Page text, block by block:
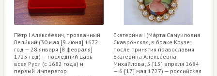
Пётр I Алексе́евич, прозванный
Вели́кий (30 мая [9 июня] 1672
год — 28 января [8 февраля]
1725 год) — последний царь
всея Руси (с 1682 года) и
первый Император
Екатери́на I (Ма́рта Самуиловна
Скавро́нская, в браке Крузе;
после принятия православия
Екатери́на Алексе́евна
Миха́йлова; 5 [15] апреля 1684
— 6 [17] мая 1727) — российская